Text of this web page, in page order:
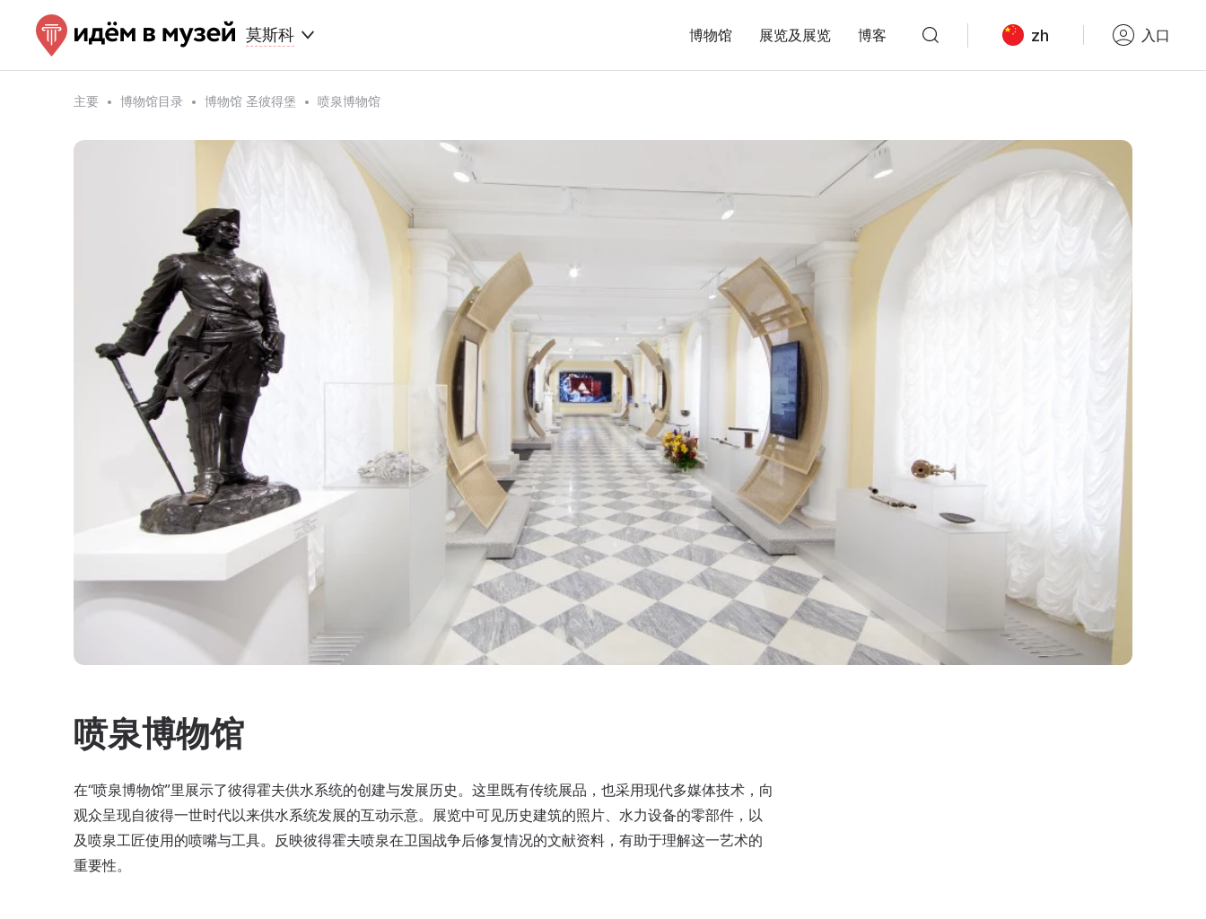
莫斯科 博物馆 展览及展览 博客 zh 入口
主要 博物馆目录 博物馆 圣彼得堡 喷泉博物馆
喷泉博物馆
在“喷泉博物馆”里展示了彼得霍夫供水系统的创建与发展历史。这里既有传统展品，也采用现代多媒体技术，向
观众呈现自彼得一世时代以来供水系统发展的互动示意。展览中可见历史建筑的照片、水力设备的零部件，以
及喷泉工匠使用的喷嘴与工具。反映彼得霍夫喷泉在卫国战争后修复情况的文献资料，有助于理解这一艺术的
重要性。